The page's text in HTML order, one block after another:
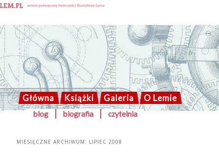
Solaris blog
Główna Książki Galeria O Lemie
GŁÓWNE
Przeskocz
do
Przeskocz
do
blog biografia czytelnia
MIESIĘCZNE ARCHIWUM: LIPIEC 2008